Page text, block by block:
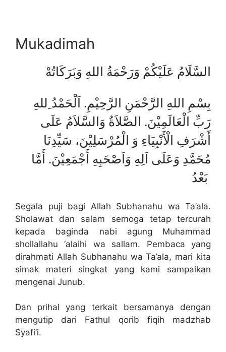
Mukadimah
السَّلَامُ عَلَيْكُمْ وَرَحْمَةُ اللهِ وَبَرَكَاتُهْ
رَبِّ الْعَالَمِيْنَ. الصَّلاَةُ وَالسَّلاَمُ عَلَى
أَشْرَفِ الْأَنْبِيَاءِ وَ الْمُرْسَلِيْنَ، سَيِّدِنَا
مُحَمَّدِ وَعَلَى اَلِهِ وَاَصْحَبِهِ أَجْمَعِيْنَ. أَمَّا
Segala puji bagi Allah Subhanahu wa Ta’ala.
Sholawat dan salam semoga tetap tercurah
kepada baginda nabi agung Muhammad
shollallahu ‘alaihi wa sallam. Pembaca yang
dirahmati Allah Subhanahu wa Ta’ala, mari kita
simak materi singkat yang kami sampaikan
mengenai Junub.
Dan prihal yang terkait bersamanya dengan
mengutip dari Fathul qorib fiqih madzhab
Syafi’i.